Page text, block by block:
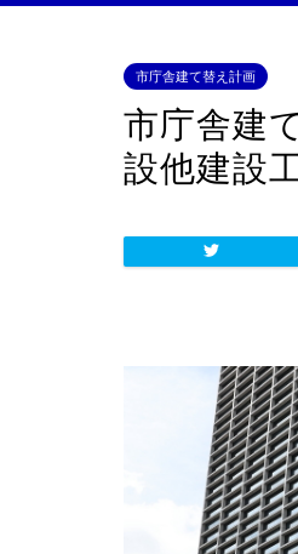
市庁舎建て替え計画
市庁舎建
設他建設